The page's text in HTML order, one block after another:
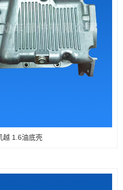
越 1.6油底壳